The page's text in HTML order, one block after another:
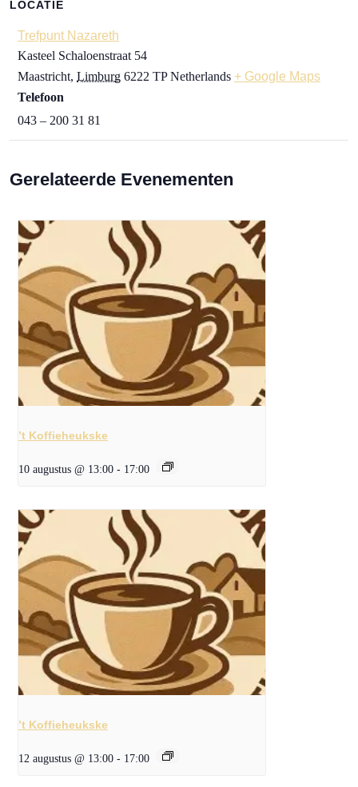
LOCATIE
Trefpunt Nazareth
Kasteel Schaloenstraat 54
Maastricht, Limburg 6222 TP Netherlands + Google Maps
Telefoon
043 – 200 31 81
Gerelateerde Evenementen
’t Koffieheukske
10 augustus @ 13:00 - 17:00
’t Koffieheukske
12 augustus @ 13:00 - 17:00